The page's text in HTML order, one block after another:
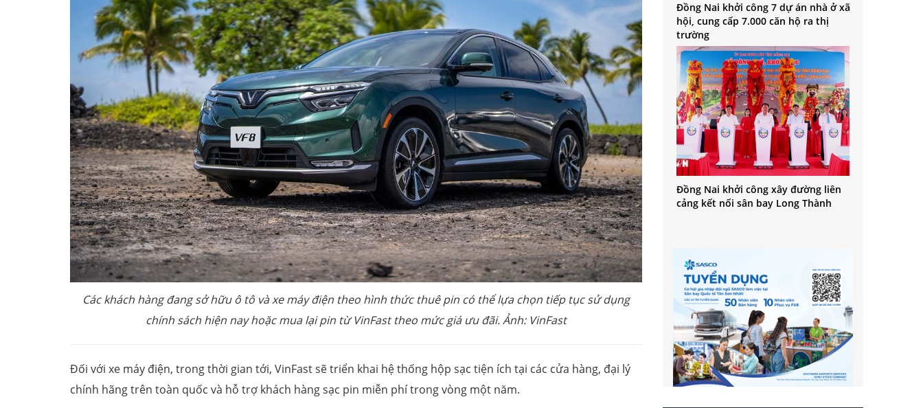
Các khách hàng đang sở hữu ô tô và xe máy điện theo hình thức thuê pin có thể lựa chọn tiếp tục sử dụng
chính sách hiện nay hoặc mua lại pin từ VinFast theo mức giá ưu đãi. Ảnh: VinFast
Đối với xe máy điện, trong thời gian tới, VinFast sẽ triển khai hệ thống hộp sạc tiện ích tại các cửa hàng, đại lý
chính hãng trên toàn quốc và hỗ trợ khách hàng sạc pin miễn phí trong vòng một năm.
Đồng Nai khởi công 7 dự án nhà ở xã
hội, cung cấp 7.000 căn hộ ra thị
trường
Đồng Nai khởi công xây đường liên
cảng kết nối sân bay Long Thành